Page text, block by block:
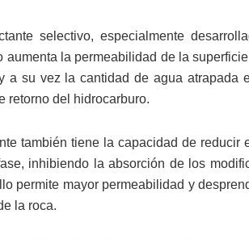
selectivo, especialmente
aumenta la permeabilidad de la
a su vez la cantidad de agua atrapada
retorno del hidrocarburo.
también tiene la capacidad de reducir
inhibiendo la absorción de los
permite mayor permeabilidad y
la roca.